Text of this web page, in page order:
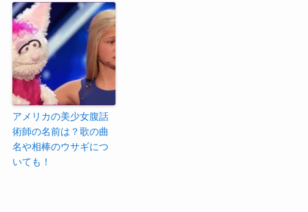
アメリカの美少女腹話
術師の名前は？歌の曲
名や相棒のウサギにつ
いても！